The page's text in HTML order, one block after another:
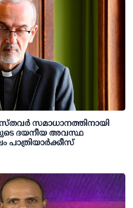
സമാധാനത്തിനായി
ദയനീയ അവസ്ഥ
പാത്രിയാർക്കീസ്